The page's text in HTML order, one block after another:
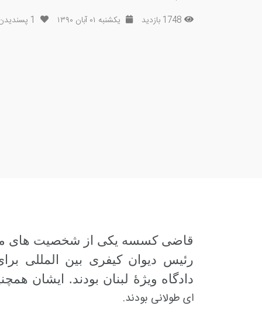
1748 بازدید یکشنبه ۰۱ آبان ۱۳۹۰ 1
قاضی کسسه یکی از شخصیت های
رئیس دیوان کیفری بین المللی
دادگاه ویژۀ لبنان بودند. ایشان
ای طولانی بودند.